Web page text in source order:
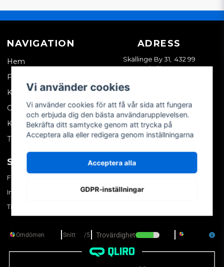
NAVIGATION
Hem
Företagskund
Kontakta oss
Om oss
Köpvillkor
Tips & trix
ADRESS
Skällinge By 31, 432 99
Skällinge
SOCIALA MEDIER
Facebook
Instagram
TikTok
MITT KONTO
Skapa konto
Vi använder cookies
Vi använder cookies för att få vår sida att fungera
och erbjuda dig den bästa användarupplevelsen.
Bekräfta ditt samtycke genom att trycka på
Acceptera alla eller redigera genom inställningarna
Acceptera alla
GDPR-inställningar